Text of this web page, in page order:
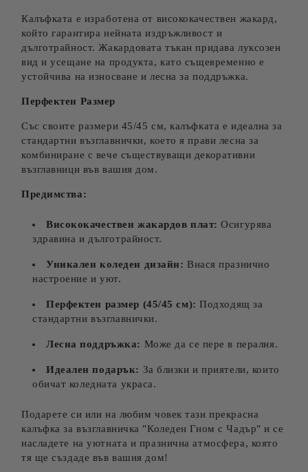
Калъфката е изработена от висококачествен жакард,
който гарантира нейната издръжливост и
дълготрайност. Жакардовата тъкан придава луксозен
вид и усещане на продукта, като същевременно е
устойчива на износване и лесна за поддръжка.
Перфектен Размер
Със своите размери 45/45 см, калъфката е идеална за
стандартни възглавнички, което я прави лесна за
комбиниране с вече съществуващи декоративни
възглавници във вашия дом.
Предимства:
Висококачествен жакардов плат: Осигурява
здравина и дълготрайност.
Уникален коледен дизайн: Внася празнично
настроение и уют.
Перфектен размер (45/45 см): Подходящ за
стандартни възглавнички.
Лесна поддръжка: Може да се пере в пералня.
Идеален подарък: За близки и приятели, които
обичат коледната украса.
Подарете си или на любим човек тази прекрасна
калъфка за възглавничка "Коледен Гном с Чадър" и се
насладете на уютната и празнична атмосфера, която
тя ще създаде във вашия дом!